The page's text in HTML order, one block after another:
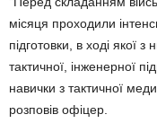
місяця проходили
підготовки, в ході якої
тактичної, інженерної
навички з тактичної
розповів офіцер.